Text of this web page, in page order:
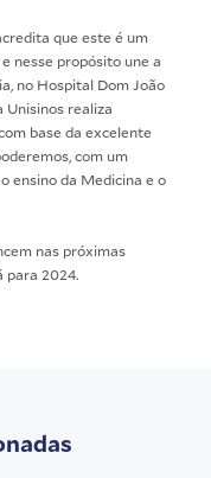
que este é um
nesse propósito une a
no Hospital Dom João
Unisinos realiza
base da excelente
com um
ensino da Medicina e o
nas próximas
para 2024.